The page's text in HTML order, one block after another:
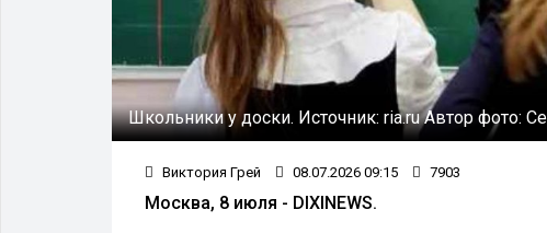
Школьники у доски. Источник: ria.ruАвтор фото:
Виктория Грей 08.07.2026 09:15 7903
Москва, 8 июля - DIXINEWS.